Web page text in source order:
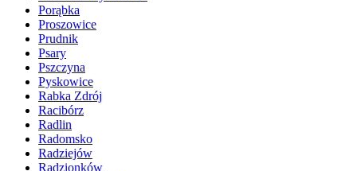
Porąbka
Proszowice
Prudnik
Psary
Pszczyna
Pyskowice
Rabka Zdrój
Racibórz
Radlin
Radomsko
Radziejów
Radzionków